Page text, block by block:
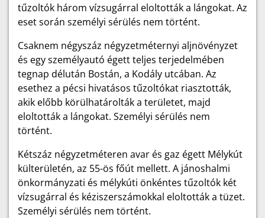
tűzoltók három vízsugárral eloltották a lángokat. Az
eset során személyi sérülés nem történt.
Csaknem négyszáz négyzetméternyi aljnövényzet
és egy személyautó égett teljes terjedelmében
tegnap délután Bostán, a Kodály utcában. Az
esethez a pécsi hivatásos tűzoltókat riasztották,
akik előbb körülhatárolták a területet, majd
eloltották a lángokat. Személyi sérülés nem
történt.
Kétszáz négyzetméteren avar és gaz égett Mélykút
külterületén, az 55-ös főút mellett. A jánoshalmi
önkormányzati és mélykúti önkéntes tűzoltók két
vízsugárral és kéziszerszámokkal eloltották a tüzet.
Személyi sérülés nem történt.